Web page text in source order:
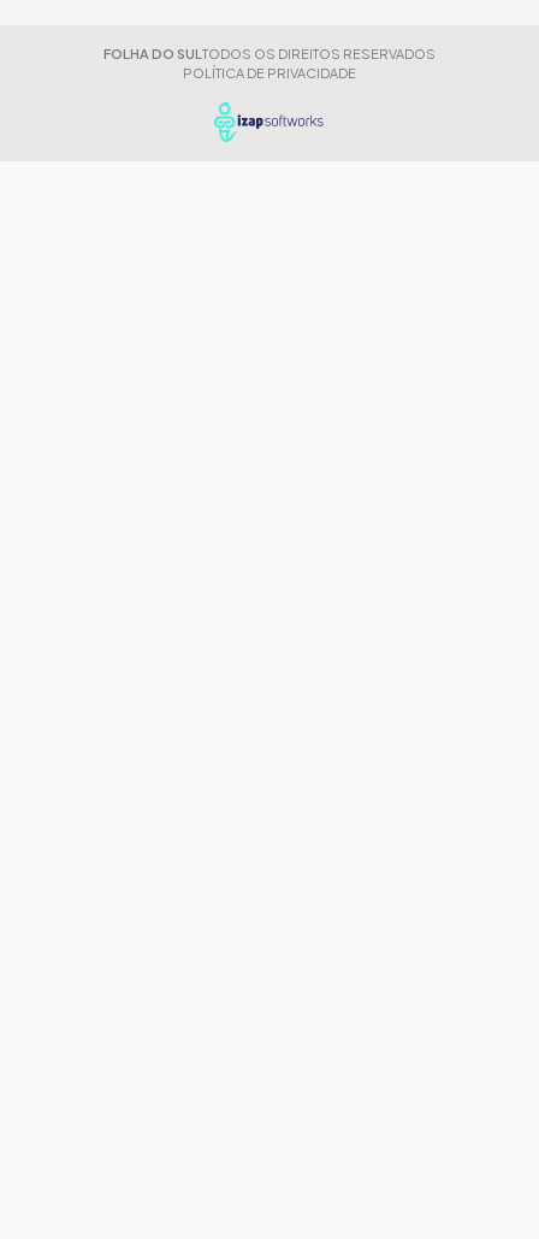
FOLHA DO SUL TODOS OS DIREITOS RESERVADOS
POLÍTICA DE PRIVACIDADE